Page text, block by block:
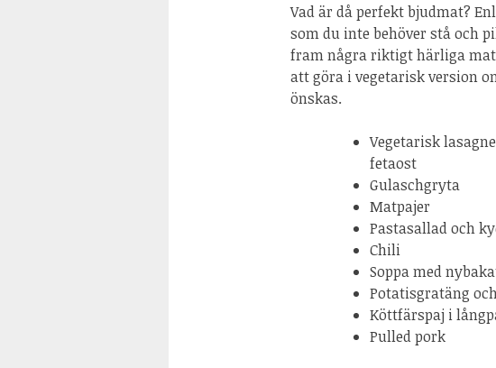
Vad är då perfekt bjudmat?
som du inte behöver stå och
fram några riktigt härliga
att göra i vegetarisk version
önskas.
Vegetarisk
fetaost
Gulaschgryta
Matpajer
Pastasallad och
Chili
Soppa med
Potatisgratäng
Köttfärspaj i
Pulled pork